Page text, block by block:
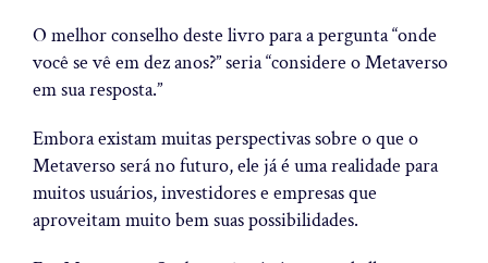
O melhor conselho deste livro para a pergunta “onde
você se vê em dez anos?” seria “considere o Metaverso
em sua resposta.”
Embora existam muitas perspectivas sobre o que o
Metaverso será no futuro, ele já é uma realidade para
muitos usuários, investidores e empresas que
aproveitam muito bem suas possibilidades.